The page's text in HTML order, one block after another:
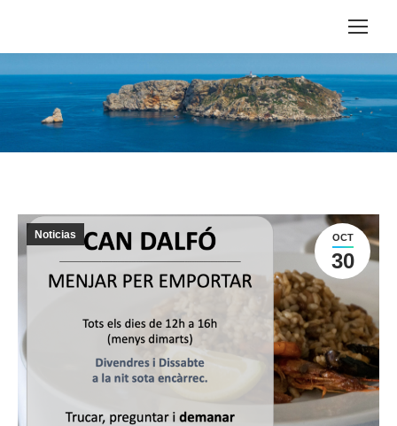
OCT
30
Noticias